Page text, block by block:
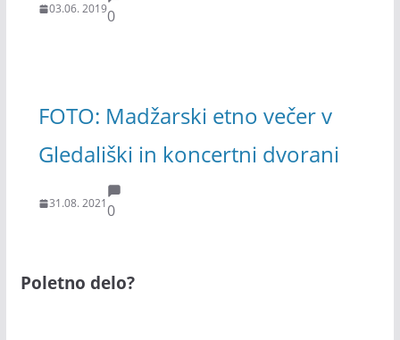
03.06. 20190
FOTO: Madžarski etno večer v
Gledališki in koncertni dvorani
31.08. 20210
Poletno delo?